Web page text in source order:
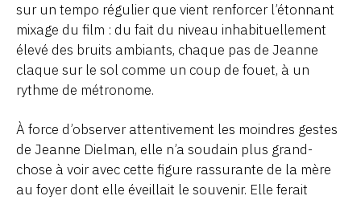
sur un tempo régulier que vient renforcer l’étonnant
mixage du film : du fait du niveau inhabituellement
élevé des bruits ambiants, chaque pas de Jeanne
claque sur le sol comme un coup de fouet, à un
rythme de métronome.
À force d’observer attentivement les moindres gestes
de Jeanne Dielman, elle n’a soudain plus grand-
chose à voir avec cette figure rassurante de la mère
au foyer dont elle éveillait le souvenir. Elle ferait